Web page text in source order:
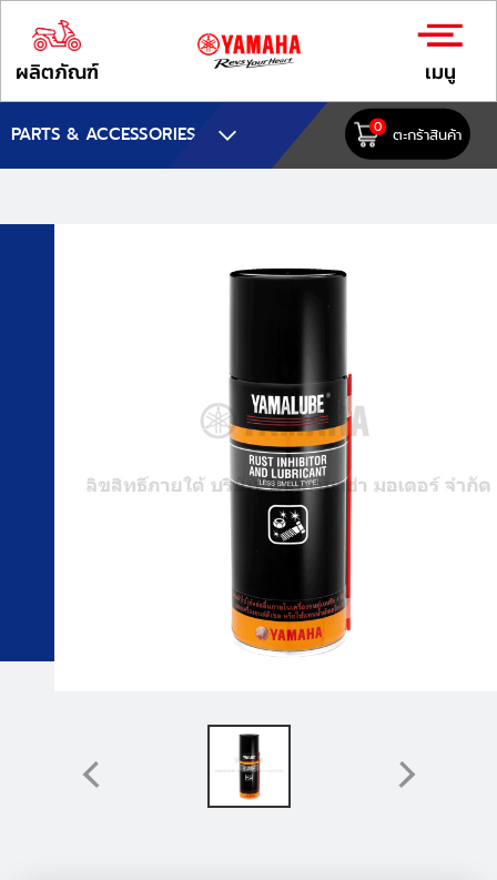
ผลิตภัณฑ์ เมนู
PARTS & ACCESSORIES 0 ตะกร้าสินค้า